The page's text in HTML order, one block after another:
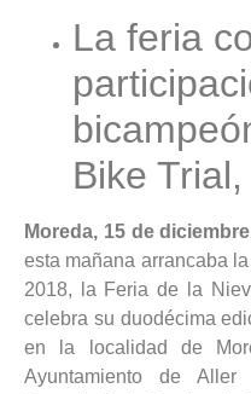
La feria
Bike
Moreda, 15 de
esta mañana arrancaba
2018, la Feria de la
celebra su duodécima
en la localidad de
Ayuntamiento de